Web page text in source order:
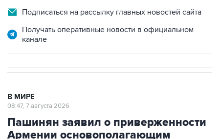
Подписаться на рассылку главных новостей сайта
Получать оперативные новости в официальном
канале
В МИРЕ
08:47, 7 августа 2026
Пашинян заявил о приверженности
Армении основополагающим